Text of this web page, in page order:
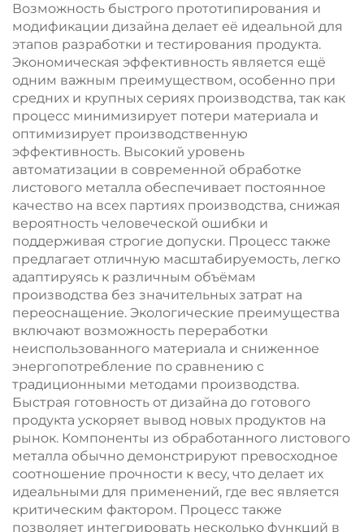
Возможность быстрого прототипирования и
модификации дизайна делает её идеальной для
этапов разработки и тестирования продукта.
Экономическая эффективность является ещё
одним важным преимуществом, особенно при
средних и крупных сериях производства, так как
процесс минимизирует потери материала и
оптимизирует производственную
эффективность. Высокий уровень
автоматизации в современной обработке
листового металла обеспечивает постоянное
качество на всех партиях производства, снижая
вероятность человеческой ошибки и
поддерживая строгие допуски. Процесс также
предлагает отличную масштабируемость, легко
адаптируясь к различным объёмам
производства без значительных затрат на
переоснащение. Экологические преимущества
включают возможность переработки
неиспользованного материала и сниженное
энергопотребление по сравнению с
традиционными методами производства.
Быстрая готовность от дизайна до готового
продукта ускоряет вывод новых продуктов на
рынок. Компоненты из обработанного листового
металла обычно демонстрируют превосходное
соотношение прочности к весу, что делает их
идеальными для применений, где вес является
критическим фактором. Процесс также
позволяет интегрировать несколько функций в